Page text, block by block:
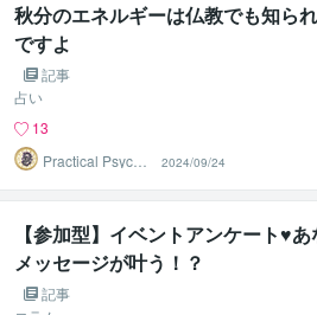
秋分のエネルギーは仏教でも知ら
ですよ
記事
占い
13
Practical Psycho
2024/09/24
【参加型】イベントアンケート♥
メッセージが叶う！？
記事